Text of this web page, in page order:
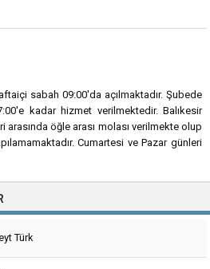
sabah 09:00'da açılmaktadır. Şubede
kadar hizmet verilmektedir. Balıkesir
öğle arası molası verilmekte olup
Cumartesi ve Pazar günleri
Türk